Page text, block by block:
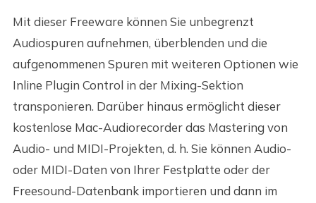
Mit dieser Freeware können Sie unbegrenzt
Audiospuren aufnehmen, überblenden und die
aufgenommenen Spuren mit weiteren Optionen wie
Inline Plugin Control in der Mixing-Sektion
transponieren. Darüber hinaus ermöglicht dieser
kostenlose Mac-Audiorecorder das Mastering von
Audio- und MIDI-Projekten, d. h. Sie können Audio-
oder MIDI-Daten von Ihrer Festplatte oder der
Freesound-Datenbank importieren und dann im